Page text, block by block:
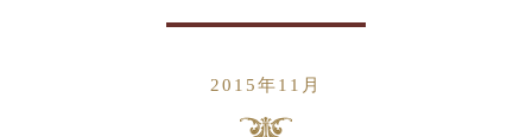
2015年11月